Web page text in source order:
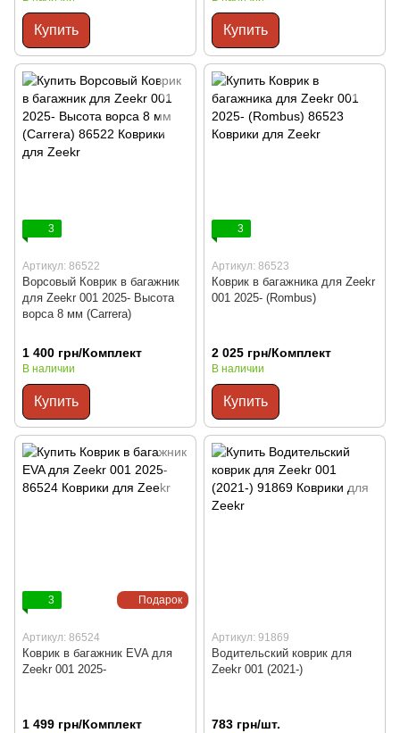
Купить Купить
3
Артикул: 86522
Ворсовый Коврик в багажник
для Zeekr 001 2025- Высота
ворса 8 мм (Carrera)
1 400 грн/Комплект
В наличии
Купить
3
Артикул: 86523
Коврик в багажника для Zeekr
001 2025- (Rombus)
2 025 грн/Комплект
В наличии
Купить
Подарок
3
Артикул: 86524
Коврик в багажник EVA для
Zeekr 001 2025-
1 499 грн/Комплект
Артикул: 91869
Водительский коврик для
Zeekr 001 (2021-)
783 грн/шт.